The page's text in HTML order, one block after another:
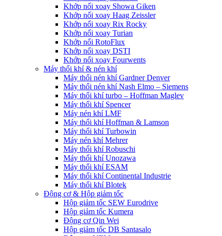
Khớp nối xoay Showa Giken
Khớp nối xoay Haag Zeissler
Khớp nối xoay Rix Rocky
Khớp nối xoay Turian
Khớp nối RotoFlux
Khớp nối xoay DSTI
Khớp nối xoay Fourwents
Máy thổi khí & nén khí
Máy thổi nén khí Gardner Denver
Máy thổi nén khí Nash Elmo – Siemens
Máy thổi khí turbo – Hoffman Maglev
Máy thổi khí Spencer
Máy nén khí LMF
Máy thổi khí Hoffman & Lamson
Máy thổi khí Turbowin
Máy nén khí Mehrer
Máy thổi khí Robuschi
Máy thổi khí Unozawa
Máy thổi khí ESAM
Máy thổi khí Continental Industrie
Máy thổi khí Blotek
Động cơ & Hộp giảm tốc
Hộp giảm tốc SEW Eurodrive
Hộp giảm tốc Kumera
Động cơ Qin Wei
Hộp giảm tốc DB Santasalo